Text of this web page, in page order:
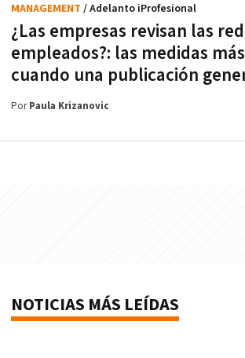
¿Las empresas revisan las
empleados?: las medidas
cuando una publicación
MANAGEMENT / Adelanto iProfesional
PorPaula Krizanovic
NOTICIAS MÁS LEÍDAS